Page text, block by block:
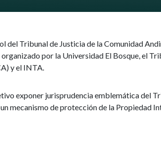
del Tribunal de Justicia de la Comunidad
por la Universidad El Bosque, el
y el INTA.
exponer jurisprudencia emblemática del
mecanismo de protección de la Propiedad